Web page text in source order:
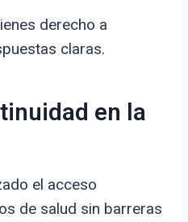
derecho a
claras.
en la
el acceso
de salud sin barreras